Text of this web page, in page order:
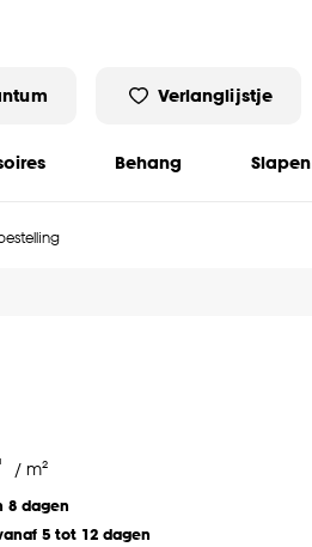
Verlanglijstje
Behang Slapen
/ m²
8 dagen
5 tot 12 dagen